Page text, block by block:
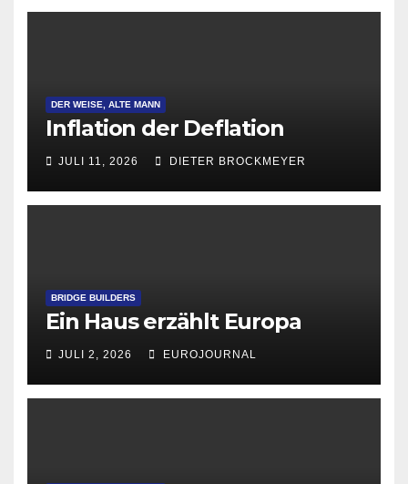
DER WEISE, ALTE MANN
Inflation der Deflation
JULI 11, 2026 DIETER BROCKMEYER
BRIDGE BUILDERS
Ein Haus erzählt Europa
JULI 2, 2026 EUROJOURNAL